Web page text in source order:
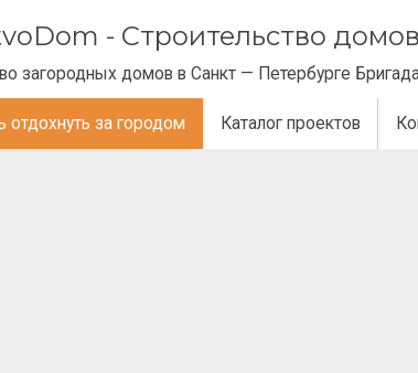
- Строительство
загородных домов в Санкт — Петербурге
отдохнуть за городом Каталог проектов